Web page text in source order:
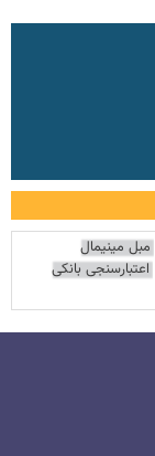
مبل مینیمال
اعتبارسنجی بانکی